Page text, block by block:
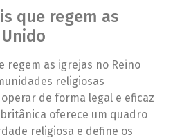
que regem as
regem as igrejas no Reino
religiosas
de forma legal e eficaz
oferece um quadro
religiosa e define os